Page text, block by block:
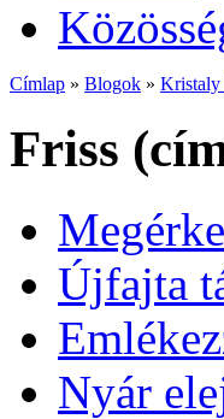
Címlap » Blogok » Kristaly
Friss
Újfajta
Nyár